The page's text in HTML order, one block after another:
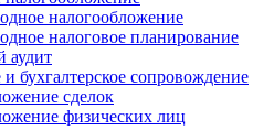
налогообложение
налоговое планирование
аудит
бухгалтерское сопровождение
сделок
физических лиц